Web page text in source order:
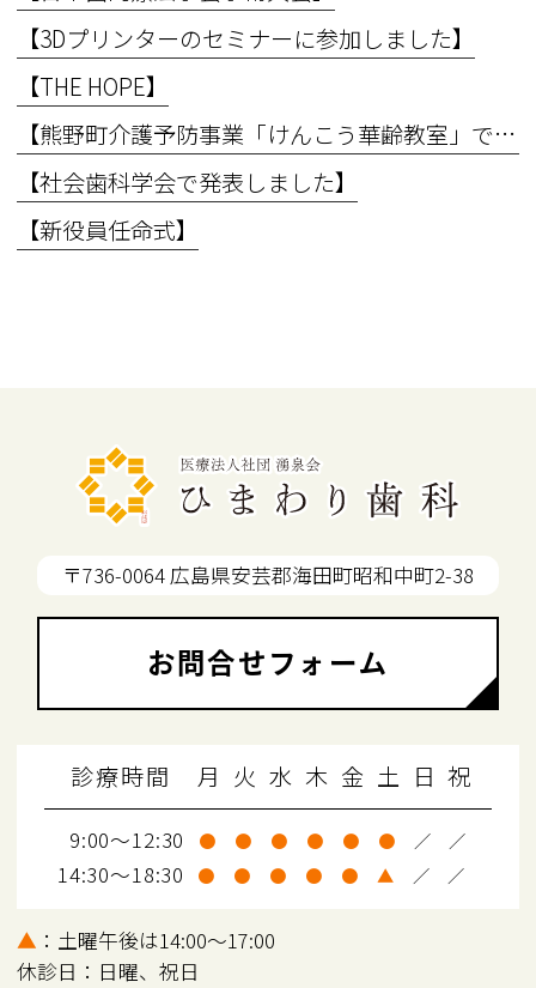
【3Dプリンターのセミナーに参加しました】
【THE HOPE】
【熊野町介護予防事業「けんこう華齢教室」で講義を行いました】
【社会歯科学会で発表しました】
【新役員任命式】
〒736-0064 広島県安芸郡海田町昭和中町2-38
お問合せフォーム
診療時間 月 火 水 木 金 土 日 祝
9:00～12:30 ● ● ● ● ● ● ／ ／
14:30～18:30 ● ● ● ● ● ▲ ／ ／
▲ ：土曜午後は14:00～17:00
休診日：日曜、祝日